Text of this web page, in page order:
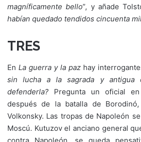
magníficamente bello”, y añade
habían quedado tendidos cincuenta
TRES
En La guerra y la paz hay
sin lucha a la sagrada y antigua
defenderla? Pregunta un oficial
después de la batalla de
Volkonsky. Las tropas de Napoleón
Moscú. Kutuzov el anciano general